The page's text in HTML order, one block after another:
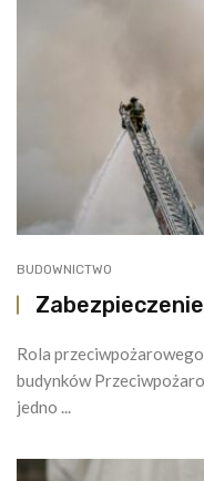
BUDOWNICTWO
Rola
budynków
jedno ...